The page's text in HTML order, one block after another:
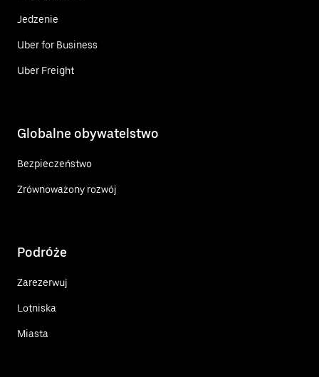
Jedzenie
Uber for Business
Uber Freight
Globalne obywatelstwo
Bezpieczeństwo
Zrównoważony rozwój
Podróże
Zarezerwuj
Lotniska
Miasta